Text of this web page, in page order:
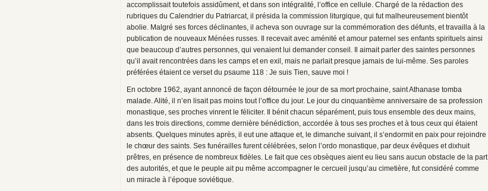
accomplissait toutefois assidûment, et dans son intégralité, l’office en cellule. Chargé de la rédaction des
rubriques du Calendrier du Patriarcat, il présida la commission liturgique, qui fut malheureusement bientôt
abolie. Malgré ses forces déclinantes, il acheva son ouvrage sur la commémoration des défunts, et travailla à la
publication de nouveaux Ménées russes. Il recevait avec aménité et amour paternel ses enfants spirituels ainsi
que beaucoup d’autres personnes, qui venaient lui demander conseil. Il aimait parler des saintes personnes
qu’il avait rencontrées dans les camps et en exil, mais ne parlait presque jamais de lui-même. Ses paroles
préférées étaient ce verset du psaume 118 : Je suis Tien, sauve moi !
En octobre 1962, ayant annoncé de façon détournée le jour de sa mort prochaine, saint Athanase tomba
malade. Alité, il n’en lisait pas moins tout l’office du jour. Le jour du cinquantième anniversaire de sa profession
monastique, ses proches vinrent le féliciter. Il bénit chacun séparément, puis tous ensemble des deux mains,
dans les trois directions, comme dernière bénédiction, accordée à tous ses proches et à tous ceux qui étaient
absents. Quelques minutes après, il eut une attaque et, le dimanche suivant, il s’endormit en paix pour rejoindre
le chœur des saints. Ses funérailles furent célébrées, selon l’ordo monastique, par deux évêques et dixhuit
prêtres, en présence de nombreux fidèles. Le fait que ces obsèques aient eu lieu sans aucun obstacle de la part
des autorités, et que le peuple ait pu même accompagner le cercueil jusqu’au cimetière, fut considéré comme
un miracle à l’époque soviétique.